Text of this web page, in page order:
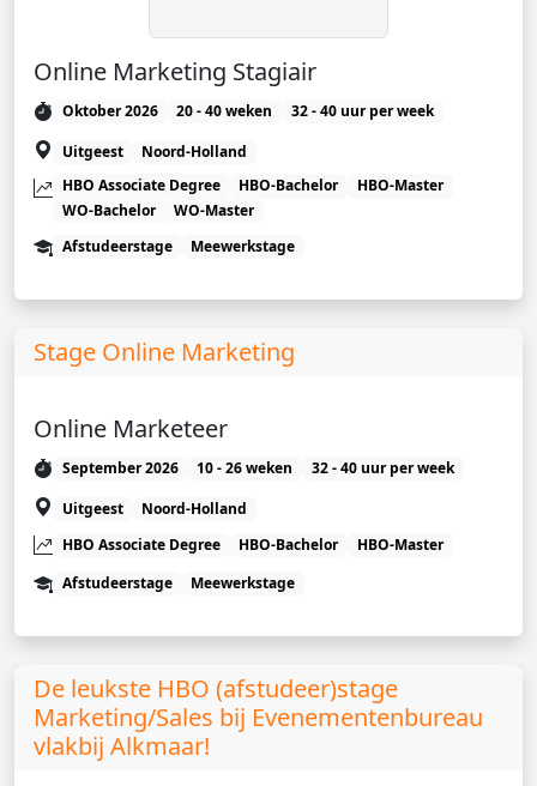
Online Marketing Stagiair
Oktober 2026 20 - 40 weken
32 - 40 uur per week
Uitgeest
Noord-Holland
HBO Associate Degree
HBO-Bachelor
HBO-Master
WO-Bachelor
WO-Master
Afstudeerstage
Meewerkstage
Stage Online Marketing
Online Marketeer
September 2026 10 - 26 weken
32 - 40 uur per week
Uitgeest
Noord-Holland
HBO Associate Degree
HBO-Bachelor
HBO-Master
Afstudeerstage
Meewerkstage
De leukste HBO (afstudeer)stage
Marketing/Sales bij Evenementenbureau
vlakbij Alkmaar!